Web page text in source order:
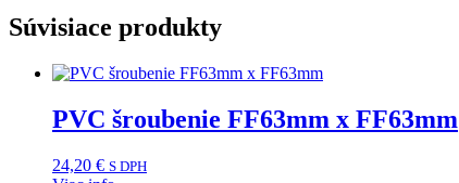
Súvisiace produkty
PVC šroubenie FF63mm x FF63mm
24,20 € S DPH